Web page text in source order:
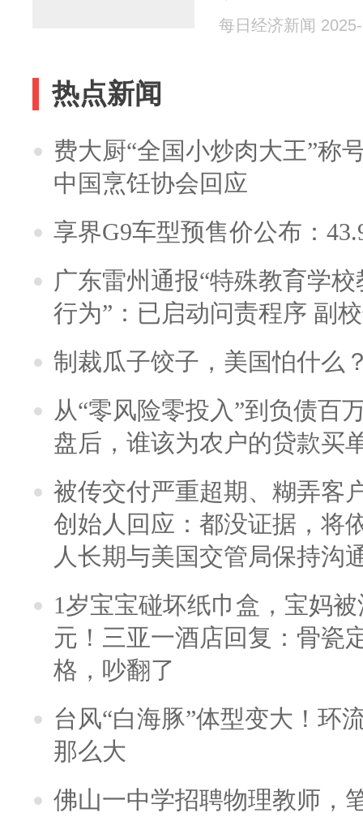
育服务供需
每日经济新闻
热点新闻
费大厨“全国小炒肉大王”称
中国烹饪协会回应
享界G9车型预售价公布：
广东雷州通报“特殊教育学
行为”：已启动问责程序 副
制裁瓜子饺子，美国怕什么
从“零风险零投入”到负债百
盘后，谁该为农户的贷款买
被传交付严重超期、糊弄客
创始人回应：都没证据，将
人长期与美国交管局保持沟
1岁宝宝碰坏纸巾盒，宝妈
元！三亚一酒店回复：骨瓷
格，吵翻了
台风“白海豚”体型变大！环
那么大
佛山一中学招聘物理教师，